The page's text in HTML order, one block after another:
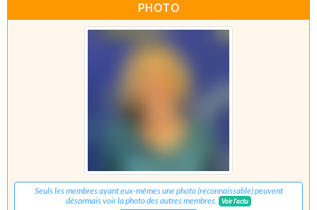
PHOTO
Seuls les membres ayant eux-mêmes une photo (reconnaissable) peuvent
désormais voir la photo des autres membres.
Voir l'actu